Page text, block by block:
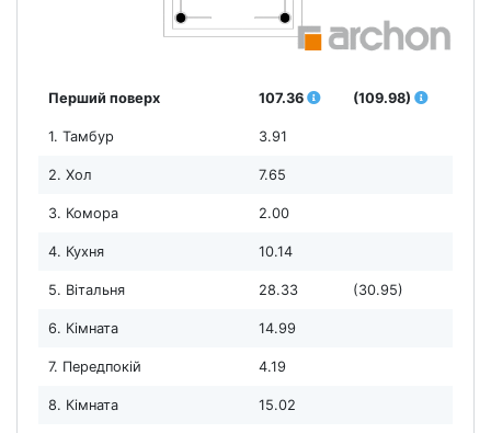
Перший поверх 107.36 (109.98)
1. Тамбур 3.91
2. Хол 7.65
3. Комора 2.00
4. Кухня 10.14
5. Вітальня 28.33 (30.95)
6. Кімната 14.99
7. Передпокій 4.19
8. Кімната 15.02